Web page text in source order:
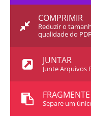
COMPRIMIR
Reduzir o
qualidade do PDF
JUNTAR
Junte Arquivos
FRAGMENTE
Separe um